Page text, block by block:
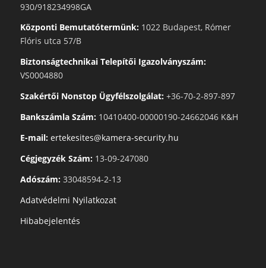
930/918234998GA
Központi Bemutatótermünk:1022 Budapest, Rómer
Flóris utca 57/B
Biztonságtechnikai Telepítői Igazolványszám:
VS0004880
Szakértői Nonstop Ügyfélszolgálat:+36-70-2-897-897
Bankszámla Szám:10410400-00000190-24662046 K&H
E-mail: ertekesites@kamera-security.hu
Cégjegyzék Szám:13-09-247080
Adószám:33048594-2-13
Adatvédelmi Nyilatkozat
Hibabejelentés